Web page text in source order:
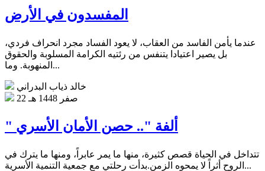
المفسدون في الأرض
عندما يأمن الفاسد من العقاب، لا يعود الفساد مجرد انحراف فردي،
بل يصير اعتيادا يتنفس من رئتيه الكرامة المسلوبة والحقوق
المنهوبة. وما...
خالد ذياب البدراني
22 صفر 1448 هـ
" ألفة ".. حصن الأمان الأسري
تتداخل في الحياة قصص كثيرة، منها ما يمر عابراً، ومنها ما يترك في
الروح أثراً لا يمحوه الزمن.بدأت رحلتي مع جمعية التنمية الأسرية...